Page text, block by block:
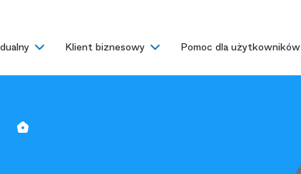
Klient biznesowy Pomoc dla użytkowników